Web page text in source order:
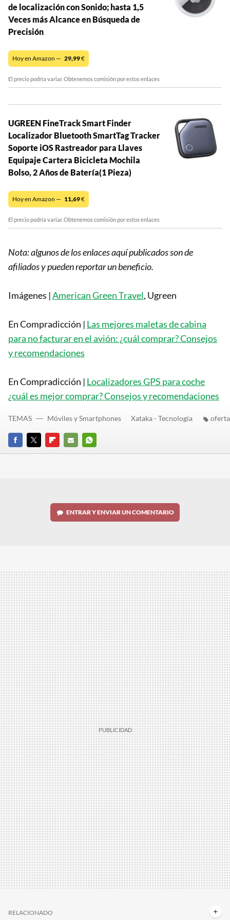
de localización con Sonido; hasta 1,5
Veces más Alcance en Búsqueda de
Precisión
Hoy en Amazon — 29,99€
El precio podría variar. Obtenemos comisión por estos enlaces
UGREEN FineTrack Smart Finder
Localizador Bluetooth SmartTag Tracker
Soporte iOS Rastreador para Llaves
Equipaje Cartera Bicicleta Mochila
Bolso, 2 Años de Batería(1 Pieza)
Hoy en Amazon — 11,69€
El precio podría variar. Obtenemos comisión por estos enlaces
Nota: algunos de los enlaces aquí publicados son de
afiliados y pueden reportar un beneficio.
Imágenes |American Green Travel, Ugreen
En Compradicción | Las mejores maletas de cabina
para no facturar en el avión: ¿cuál comprar? Consejos
y recomendaciones
En Compradicción | Localizadores GPS para coche
¿cuál es mejor comprar? Consejos y recomendaciones
FACEBOOK
TWITTERFLIPBOARD
E-
WHATSAPP
TEMAS Móviles y Smartphones Xataka - Tecnología
ENTRAR Y ENVIAR UN COMENTARIO
RELACIONADO